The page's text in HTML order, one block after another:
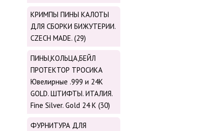
КРИМПЫ ПИНЫ КАЛОТЫ
ДЛЯ СБОРКИ БИЖУТЕРИИ.
CZECH MADE. (29)
ПИНЫ,КОЛЬЦА,БЕЙЛ
ПРОТЕКТОР ТРОСИКА
Ювелирные .999 и 24К
GOLD. ШТИФТЫ. ИТАЛИЯ.
Fine Silver. Gold 24 K (30)
ФУРНИТУРА ДЛЯ